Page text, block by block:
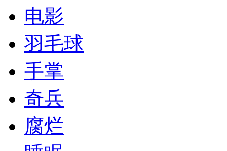
电影
羽毛球
手掌
奇兵
腐烂